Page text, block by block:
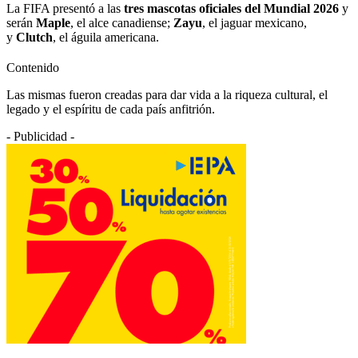
La FIFA presentó a las tres mascotas oficiales del Mundial 2026 y
serán Maple, el alce canadiense; Zayu, el jaguar mexicano,
y Clutch, el águila americana.
Contenido
Las mismas fueron creadas para dar vida a la riqueza cultural, el
legado y el espíritu de cada país anfitrión.
- Publicidad -